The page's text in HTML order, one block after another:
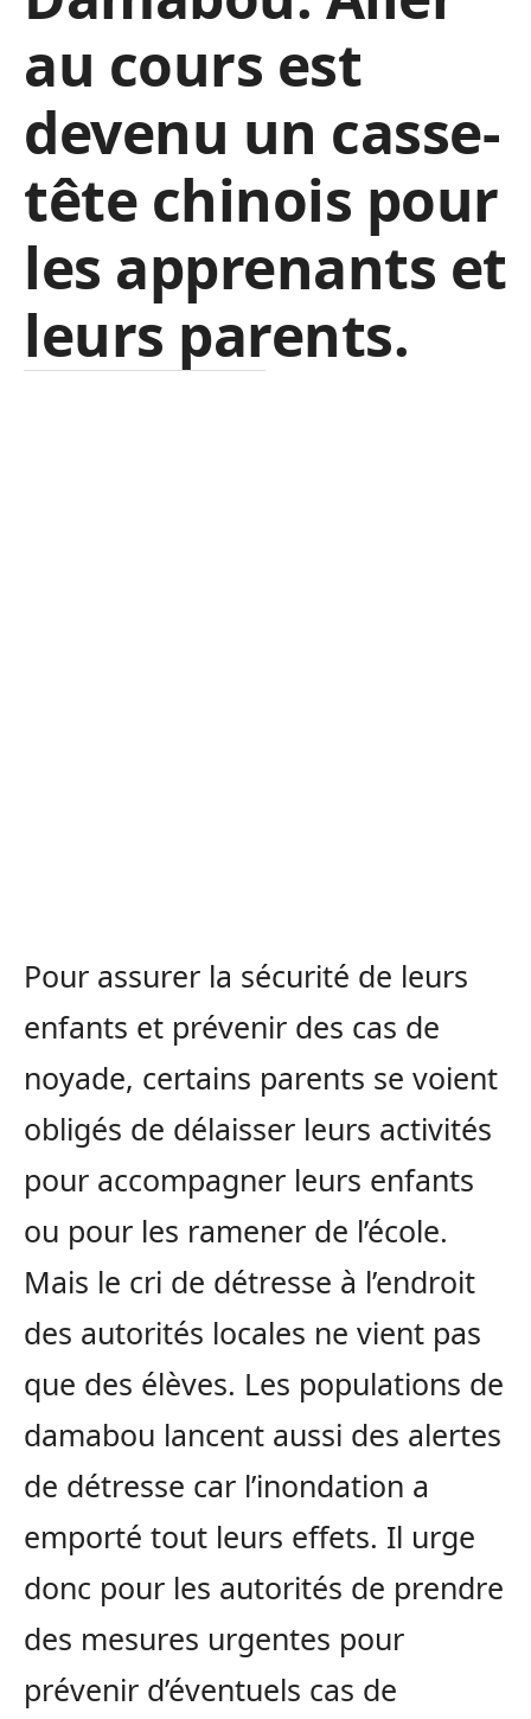
au cours est
devenu un casse-
tête chinois pour
les apprenants et
leurs parents.
Pour assurer la sécurité de leurs
enfants et prévenir des cas de
noyade, certains parents se voient
obligés de délaisser leurs activités
pour accompagner leurs enfants
ou pour les ramener de l’école.
Mais le cri de détresse à l’endroit
des autorités locales ne vient pas
que des élèves. Les populations de
damabou lancent aussi des alertes
de détresse car l’inondation a
emporté tout leurs effets. Il urge
donc pour les autorités de prendre
des mesures urgentes pour
prévenir d’éventuels cas de